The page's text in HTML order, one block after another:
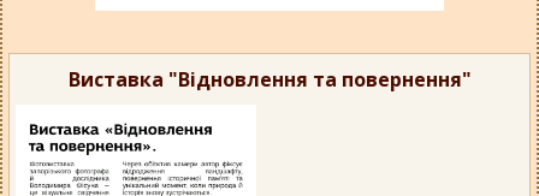
Виставка "Відновлення та повернення"